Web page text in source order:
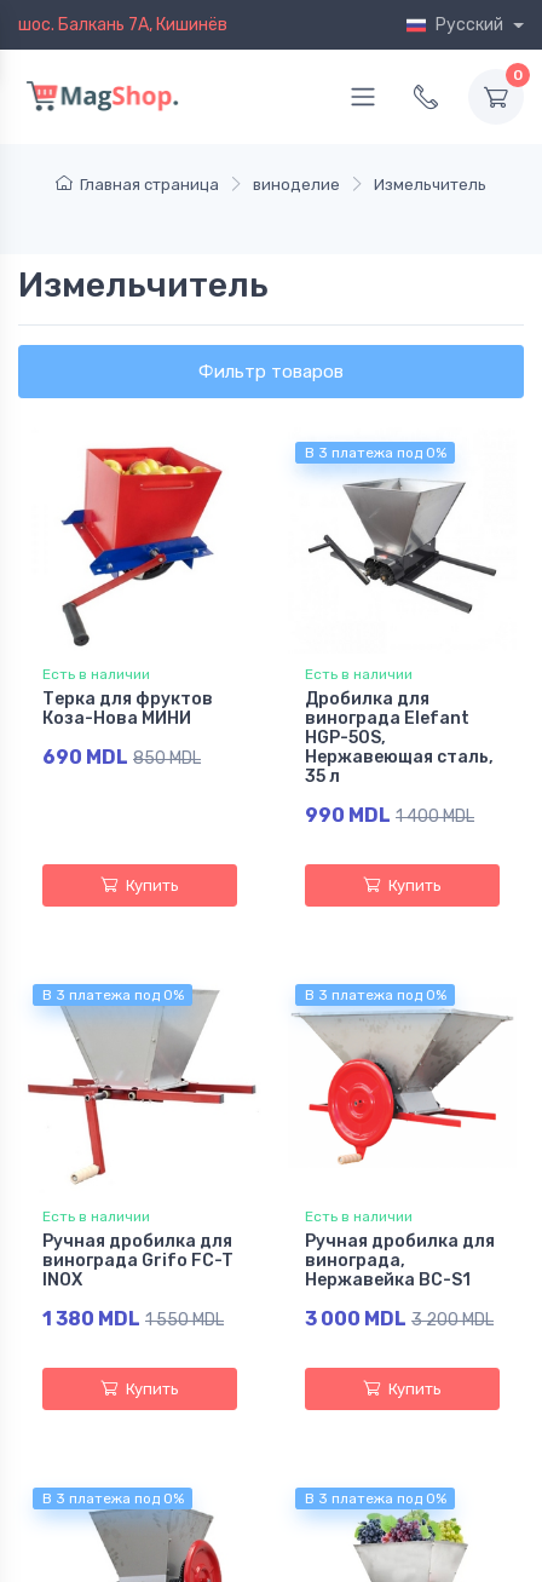
шос. Балкань 7A, Кишинёв Русский
0
Главная страница виноделие Измельчитель
Измельчитель
Фильтр товаров
Есть в наличии
Терка для фруктов
Коза-Нова МИНИ
690 MDL 850 MDL
Купить
В 3 платежа под 0%
Есть в наличии
Дробилка для
винограда Elefant
HGP-50S,
Нержавеющая сталь,
35 л
990 MDL 1 400 MDL
Купить
В 3 платежа под 0%
Есть в наличии
Ручная дробилка для
винограда Grifo FC-T
INOX
1 380 MDL 1 550 MDL
Купить
В 3 платежа под 0%
Есть в наличии
Ручная дробилка для
винограда,
Нержавейка BC-S1
3 000 MDL 3 200 MDL
Купить
В 3 платежа под 0% В 3 платежа под 0%